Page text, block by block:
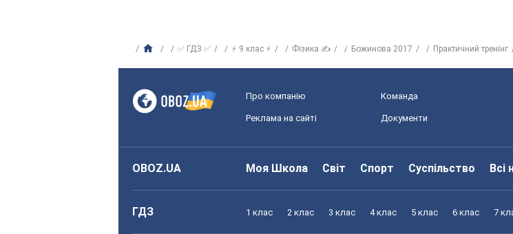
✅ ГДЗ ✅ ⚡ 9 клас ⚡ Фізика ✍ Божинова 2017 Практичний тренінг
Про компанію Команда
Реклама на сайті Документи
OBOZ.UA Моя Школа Світ Спорт Суспільство Всі
ГДЗ 1 клас 2 клас 3 клас 4 клас 5 клас 6 клас 7